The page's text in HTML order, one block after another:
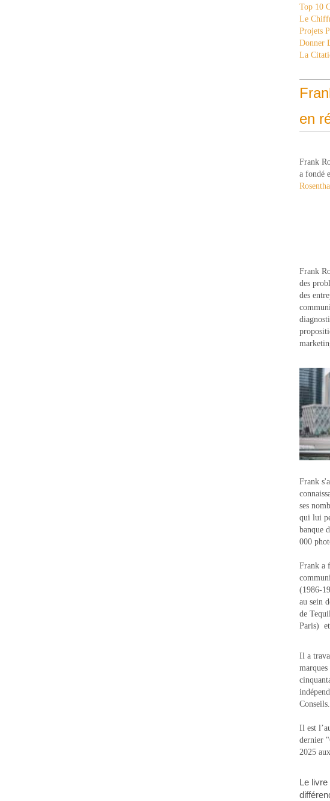
Top 10
Le
Projets
Donner
La
en
Frank
a fondé
Frank
des
des
Frank
ses
qui lui
banque
000
Frank a
(1986-
au sein
de
Paris)
Il a
marques
Conseils.
Il est
dernier
2025
Le